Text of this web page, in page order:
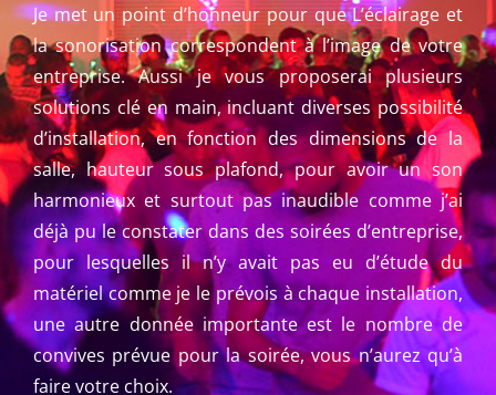
Je met un point d’honneur pour que L’éclairage et
la sonorisation correspondent à l’image de votre
entreprise. Aussi je vous proposerai plusieurs
solutions clé en main, incluant diverses possibilité
d’installation, en fonction des dimensions de la
salle, hauteur sous plafond, pour avoir un son
harmonieux et surtout pas inaudible comme j’ai
déjà pu le constater dans des soirées d’entreprise,
pour lesquelles il n’y avait pas eu d’étude du
matériel comme je le prévois à chaque installation,
une autre donnée importante est le nombre de
convives prévue pour la soirée, vous n’aurez qu’à
faire votre choix.